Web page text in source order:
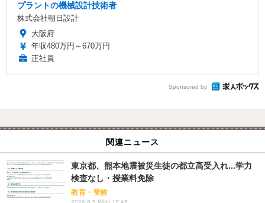
プラントの機械設計技術者
株式会社朝日設計
大阪府
年収480万円～670万円
正社員
Sponsored by
関連ニュース
東京都、熊本地震被災生徒の都立高受入れ...学力
検査なし・授業料免除
教育・受験